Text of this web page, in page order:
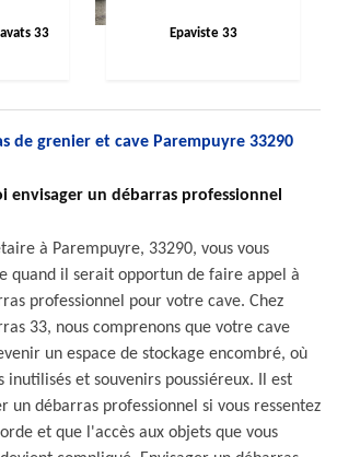
33 Epaviste 33
de grenier et cave Parempuyre 33290
envisager un débarras professionnel
à Parempuyre, 33290, vous vous
quand il serait opportun de faire appel à
professionnel pour votre cave. Chez
33, nous comprenons que votre cave
un espace de stockage encombré, où
inutilisés et souvenirs poussiéreux. Il est
un débarras professionnel si vous ressentez
et que l'accès aux objets que vous